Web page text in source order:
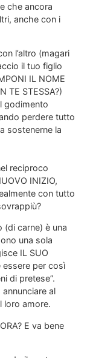
che ancora
anche con i
l’altro (magari
il tuo figlio
IL NOME
TE STESSA?)
godimento
perdere tutto
sostenerne la
reciproco
INIZIO,
con tutto
carne) è una
una sola
IL SUO
essere per così
di pretese”.
al
loro amore.
E va bene